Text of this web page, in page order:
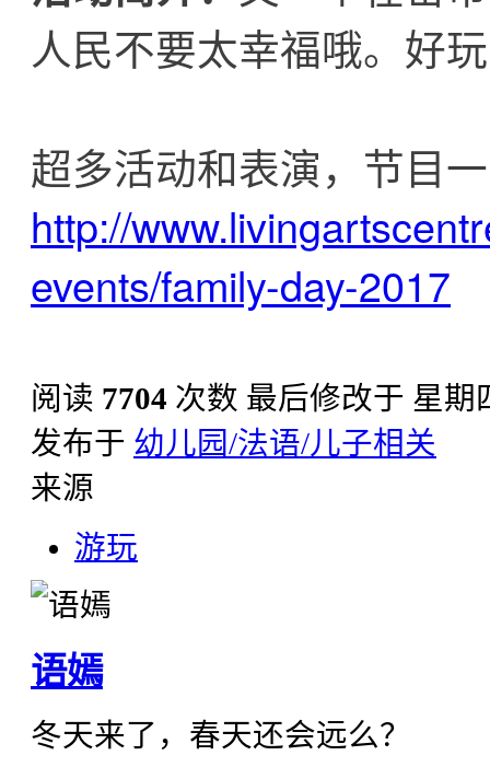
人民不要太幸福哦。好
超多活动和表演，节目
http://
events/family-day-2017
阅读 7704 次数 最后修改于 星期
发布于 幼儿园/法语/儿子相关
来源
游玩
语嫣
冬天来了，春天还会远么？